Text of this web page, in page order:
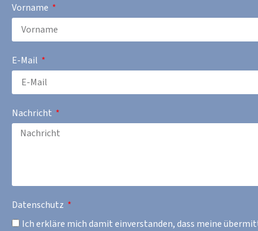
Vorname
E-Mail
Nachricht
Datenschutz
Ich erkläre mich damit einverstanden, dass meine